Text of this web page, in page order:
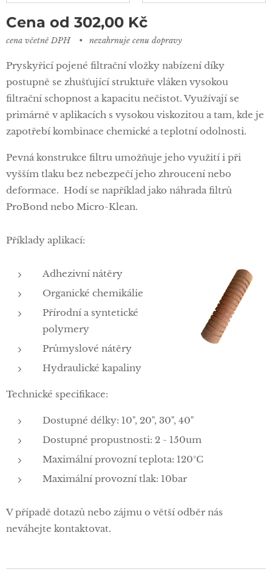
Cena od 302,00 Kč
cena včetně DPH nezahrnuje cenu dopravy
Pryskyřicí pojené filtrační vložky nabízení díky
postupně se zhušťující struktuře vláken vysokou
filtrační schopnost a kapacitu nečistot. Využívají se
primárně v aplikacích s vysokou viskozitou a tam, kde je
zapotřebí kombinace chemické a teplotní odolnosti.
Pevná konstrukce filtru umožňuje jeho využití i při
vyšším tlaku bez nebezpečí jeho zhroucení nebo
deformace. Hodí se například jako náhrada filtrů
ProBond nebo Micro-Klean.
Příklady aplikací:
Adhezivní nátěry
Organické chemikálie
Přírodní a syntetické
polymery
Průmyslové nátěry
Hydraulické kapaliny
Technické specifikace:
Dostupné délky: 10", 20", 30", 40"
Dostupné propustnosti: 2 - 150um
Maximální provozní teplota: 120°C
Maximální provozní tlak: 10bar
V případě dotazů nebo zájmu o větší odběr nás
neváhejte kontaktovat.